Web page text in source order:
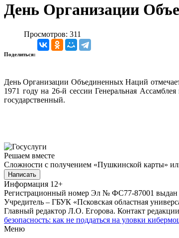
День Организации
Просмотров: 311
Поделиться:
День Организации Объединенных Наций
1971 году на 26-й сессии Генеральная
государственный.
Решаем вместе
Сложности с получением «Пушкинской карты»
Написать
Информация 12+
Регистрационный номер Эл № ФС77-87001 выдан
Учредитель – ГБУК «Псковская областная
Главный редактор Л.О. Егорова. Контакт
безопасность: как не поддаться на уловки
Меню